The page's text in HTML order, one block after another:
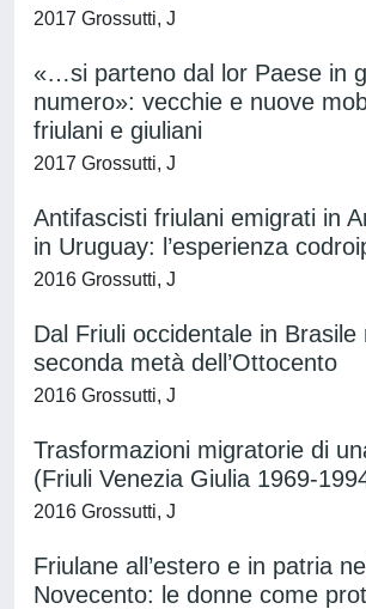
2017 Grossutti, J
«…si parteno dal lor Paese in
numero»: vecchie e nuove
friulani e giuliani
2017 Grossutti, J
Antifascisti friulani emigrati in
in Uruguay: l’esperienza
2016 Grossutti, J
Dal Friuli occidentale in Brasile
seconda metà dell’Ottocento
2016 Grossutti, J
Trasformazioni migratorie di
(Friuli Venezia Giulia 1969-
2016 Grossutti, J
Friulane all’estero e in patria
Novecento: le donne come